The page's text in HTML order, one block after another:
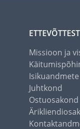
ETTEVÕTTEST
Missioon ja
Juhtkond
Ostuosakond